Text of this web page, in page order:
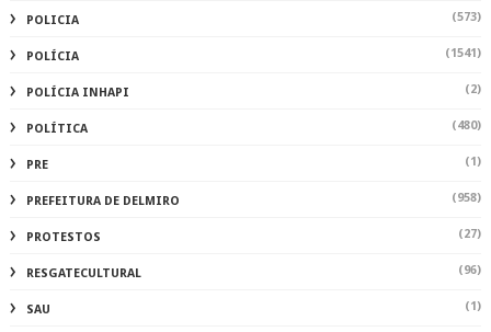
POLICIA (573)
POLÍCIA (1541)
POLÍCIA INHAPI (2)
POLÍTICA (480)
PRE (1)
PREFEITURA DE DELMIRO (958)
PROTESTOS (27)
RESGATECULTURAL (96)
SAU (1)